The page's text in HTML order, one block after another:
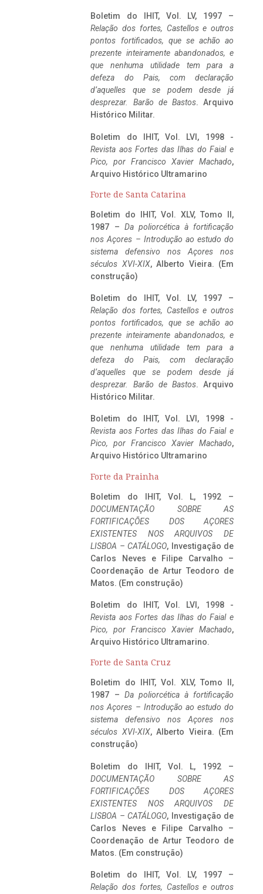
Boletim do IHIT, Vol. LV, 1997 –
Relação dos fortes, Castellos e outros
pontos fortificados, que se achão ao
prezente inteiramente abandonados, e
que nenhuma utilidade tem para a
defeza do Pais, com declaração
d’aquelles que se podem desde já
desprezar. Barão de Bastos. Arquivo
Histórico Militar.
Boletim do IHIT, Vol. LVI, 1998 -
Revista aos Fortes das Ilhas do Faial e
Pico, por Francisco Xavier Machado,
Arquivo Histórico Ultramarino
Forte de Santa Catarina
Boletim do IHIT, Vol. XLV, Tomo II,
1987 – Da poliorcética à fortificação
nos Açores – Introdução ao estudo do
sistema defensivo nos Açores nos
séculos XVI-XIX, Alberto Vieira. (Em
construção)
Boletim do IHIT, Vol. LV, 1997 –
Relação dos fortes, Castellos e outros
pontos fortificados, que se achão ao
prezente inteiramente abandonados, e
que nenhuma utilidade tem para a
defeza do Pais, com declaração
d’aquelles que se podem desde já
desprezar. Barão de Bastos. Arquivo
Histórico Militar.
Boletim do IHIT, Vol. LVI, 1998 -
Revista aos Fortes das Ilhas do Faial e
Pico, por Francisco Xavier Machado,
Arquivo Histórico Ultramarino
Forte da Prainha
Boletim do IHIT, Vol. L, 1992 –
DOCUMENTAÇÃO SOBRE AS
FORTIFICAÇÕES DOS AÇORES
EXISTENTES NOS ARQUIVOS DE
LISBOA – CATÁLOGO, Investigação de
Carlos Neves e Filipe Carvalho –
Coordenação de Artur Teodoro de
Matos. (Em construção)
Boletim do IHIT, Vol. LVI, 1998 -
Revista aos Fortes das Ilhas do Faial e
Pico, por Francisco Xavier Machado,
Arquivo Histórico Ultramarino.
Forte de Santa Cruz
Boletim do IHIT, Vol. XLV, Tomo II,
1987 – Da poliorcética à fortificação
nos Açores – Introdução ao estudo do
sistema defensivo nos Açores nos
séculos XVI-XIX, Alberto Vieira. (Em
construção)
Boletim do IHIT, Vol. L, 1992 –
DOCUMENTAÇÃO SOBRE AS
FORTIFICAÇÕES DOS AÇORES
EXISTENTES NOS ARQUIVOS DE
LISBOA – CATÁLOGO, Investigação de
Carlos Neves e Filipe Carvalho –
Coordenação de Artur Teodoro de
Matos. (Em construção)
Boletim do IHIT, Vol. LV, 1997 –
Relação dos fortes, Castellos e outros